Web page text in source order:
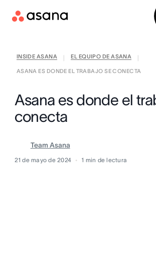
INSIDE ASANA EL EQUIPO DE ASANA
ASANA ES DONDE EL TRABAJO SE CONECTA
Asana es donde el
conecta
Team Asana
21 de mayo de 2024 1 min de lectura